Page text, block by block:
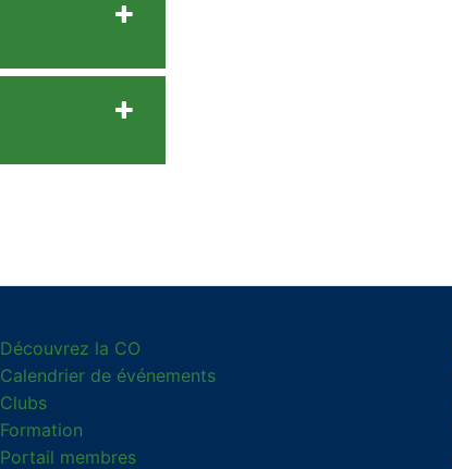
Découvrez la CO
Calendrier de événements
Clubs
Formation
Portail membres